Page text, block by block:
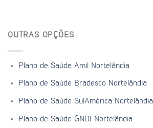
OUTRAS OPÇÕES
Plano de Saúde Amil Nortelândia
Plano de Saúde Bradesco Nortelândia
Plano de Saúde SulAmérica Nortelândia
Plano de Saúde GNDI Nortelândia